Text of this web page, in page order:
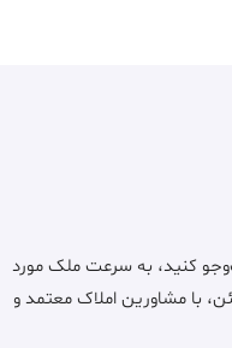
کنید، به سرعت ملک مورد
با مشاورین املاک معتمد و